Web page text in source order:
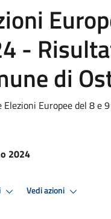
-
di
Elezioni Europee del 8 e
2024
Vedi azioni